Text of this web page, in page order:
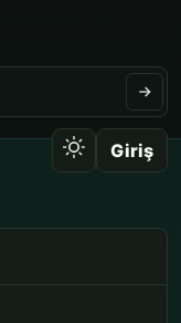
Giriş